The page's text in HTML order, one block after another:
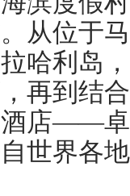
从位于
哈利岛
再到结
店——
世界各